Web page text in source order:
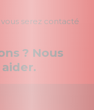
serez contacté
? Nous